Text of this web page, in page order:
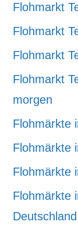
Flohmarkt
Flohmarkt
Flohmarkt
Flohmarkt
morgen
Flohmärkte
Flohmärkte
Flohmärkte
Flohmärkte
Deutschland